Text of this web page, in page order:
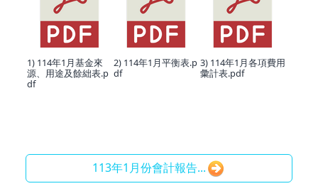
1) 114年1月基金來
源、用途及餘絀表.p
df
2) 114年1月平衡表.p
df
3) 114年1月各項費用
彙計表.pdf
113年1月份會計報告...